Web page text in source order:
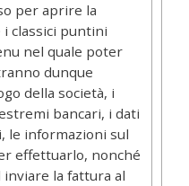
per aprire la
i classici puntini
nel quale poter
dunque
della società, i
bancari, i dati
le informazioni sul
effettuarlo, nonché
inviare la fattura al